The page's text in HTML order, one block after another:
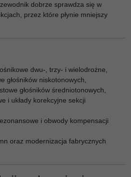
dobrze sprawdza się w
przez które płynie mniejszy
dwu-, trzy- i wielodrożne,
głośników niskotonowych,
głośników średniotonowych,
i układy korekcyjne sekcji
i obwody kompensacji
oraz modernizacja fabrycznych